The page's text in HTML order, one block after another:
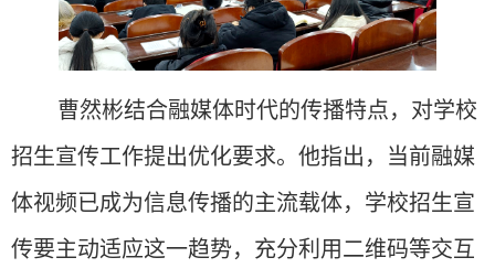
曹然彬结合融媒体时代的传播特点，对学校
招生宣传工作提出优化要求。他指出，当前融媒
体视频已成为信息传播的主流载体，学校招生宣
传要主动适应这一趋势，充分利用二维码等交互